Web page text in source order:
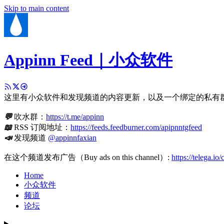
Skip to main content
Appinn Feed｜小众软件
这里有小众软件和发现频道的内容更新，以及一个绑定的私有
💬吹水群： https://t.me/appinn
📖RSS 订阅地址： https://feeds.feedburner.com/apipnntgfeed
📣发现频道 @appinnfaxian
在这个频道发布广告（Buy ads on this channel）: https://telega.io/
Home
小众软件
频道
论坛